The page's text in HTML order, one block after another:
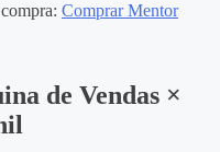
Comprar Mentor
de Vendas ×